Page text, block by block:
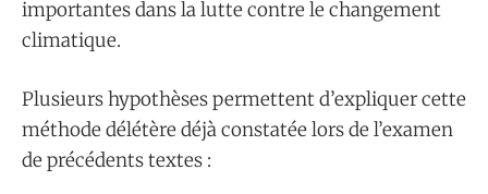
importantes dans la lutte contre le changement
climatique.
Plusieurs hypothèses permettent d’expliquer cette
méthode délétère déjà constatée lors de l’examen
de précédents textes :